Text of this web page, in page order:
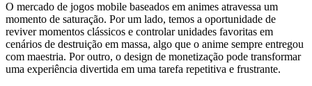
O mercado de jogos mobile baseados em animes atravessa um
momento de saturação. Por um lado, temos a oportunidade de
reviver momentos clássicos e controlar unidades favoritas em
cenários de destruição em massa, algo que o anime sempre entregou
com maestria. Por outro, o design de monetização pode transformar
uma experiência divertida em uma tarefa repetitiva e frustrante.